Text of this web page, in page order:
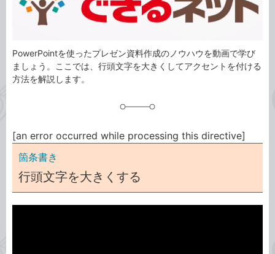
PowerPointを使ったプレゼン資料作成のノウハウを動画で学び
ましょう。ここでは、行頭文字を大きくしてアクセントを付ける
方法を解説します。
[an error occurred while processing this directive]
箇条書き
行頭文字を大きくする